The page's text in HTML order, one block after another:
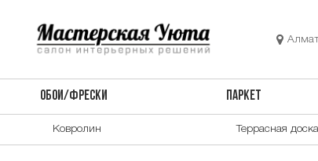
ОБОИ/ФРЕСКИ ПАРКЕТ
Ковролин Террасная доска